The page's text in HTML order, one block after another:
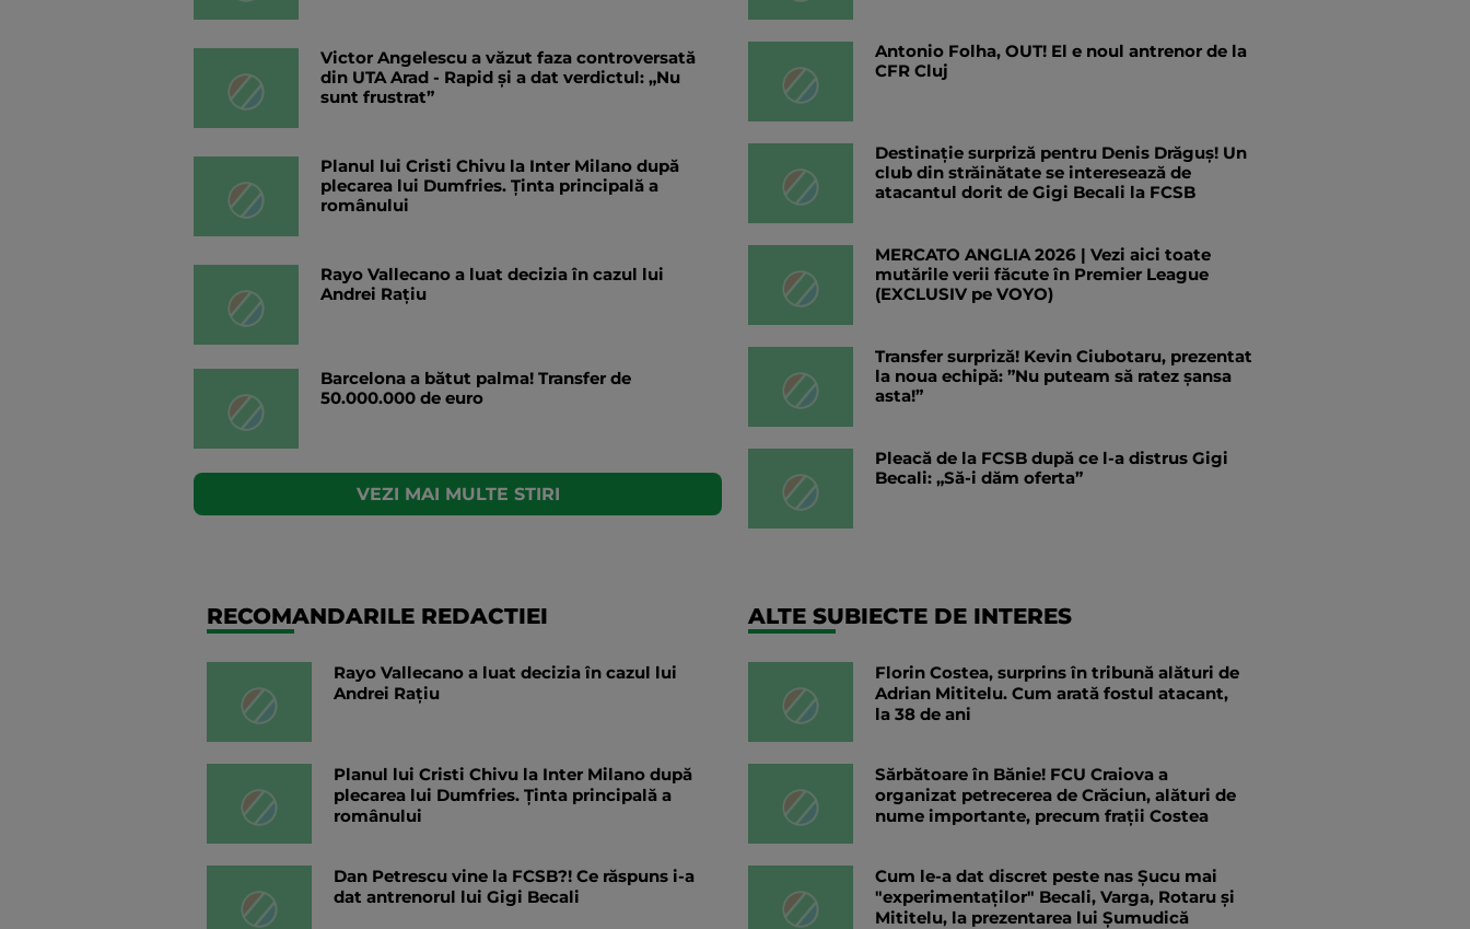
Victor Angelescu a văzut faza controversată
din UTA Arad - Rapid și a dat verdictul: „Nu
sunt frustrat”
Planul lui Cristi Chivu la Inter Milano după
plecarea lui Dumfries. Ținta principală a
românului
Rayo Vallecano a luat decizia în cazul lui
Andrei Rațiu
Barcelona a bătut palma! Transfer de
50.000.000 de euro
VEZI MAI MULTE STIRI
Antonio Folha, OUT! El e noul antrenor de la
CFR Cluj
Destinație surpriză pentru Denis Drăguș! Un
club din străinătate se interesează de
atacantul dorit de Gigi Becali la FCSB
MERCATO ANGLIA 2026 | Vezi aici toate
mutările verii făcute în Premier League
(EXCLUSIV pe VOYO)
Transfer surpriză! Kevin Ciubotaru, prezentat
la noua echipă: ”Nu puteam să ratez șansa
asta!”
Pleacă de la FCSB după ce l-a distrus Gigi
Becali: „Să-i dăm oferta”
RECOMANDARILE REDACTIEI
Rayo Vallecano a luat decizia în cazul lui
Andrei Rațiu
Planul lui Cristi Chivu la Inter Milano după
plecarea lui Dumfries. Ținta principală a
românului
Dan Petrescu vine la FCSB?! Ce răspuns i-a
dat antrenorul lui Gigi Becali
ALTE SUBIECTE DE INTERES
Florin Costea, surprins în tribună alături de
Adrian Mititelu. Cum arată fostul atacant,
la 38 de ani
Sărbătoare în Bănie! FCU Craiova a
organizat petrecerea de Crăciun, alături de
nume importante, precum frații Costea
Cum le-a dat discret peste nas Șucu mai
"experimentaților" Becali, Varga, Rotaru și
Mititelu, la prezentarea lui Șumudică